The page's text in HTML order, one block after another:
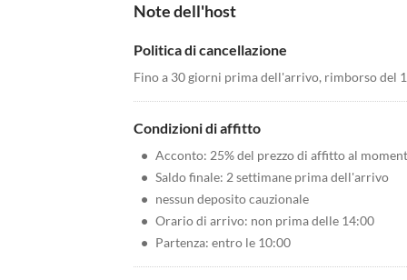
Note dell'host
Politica di cancellazione
Fino a 30 giorni prima dell'arrivo, rimborso del
Condizioni di affitto
• Acconto: 25% del prezzo di affitto al
• Saldo finale: 2 settimane prima dell'arrivo
• nessun deposito cauzionale
• Orario di arrivo: non prima delle 14:00
• Partenza: entro le 10:00